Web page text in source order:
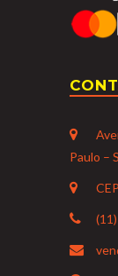
Paulo –